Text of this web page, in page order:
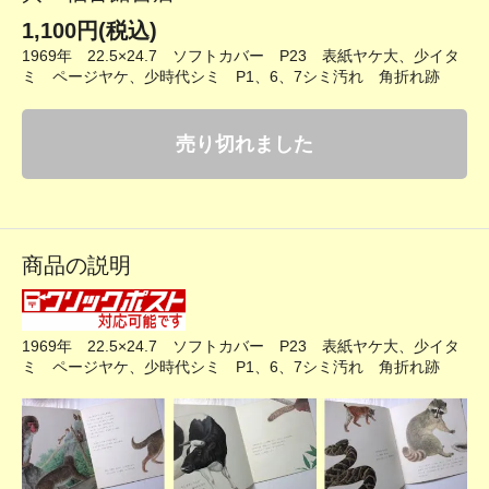
1,100円(税込)
1969年 22.5×24.7 ソフトカバー P23 表紙ヤケ大、少イタ
ミ ページヤケ、少時代シミ P1、6、7シミ汚れ 角折れ跡
売り切れました
商品の説明
1969年 22.5×24.7 ソフトカバー P23 表紙ヤケ大、少イタ
ミ ページヤケ、少時代シミ P1、6、7シミ汚れ 角折れ跡